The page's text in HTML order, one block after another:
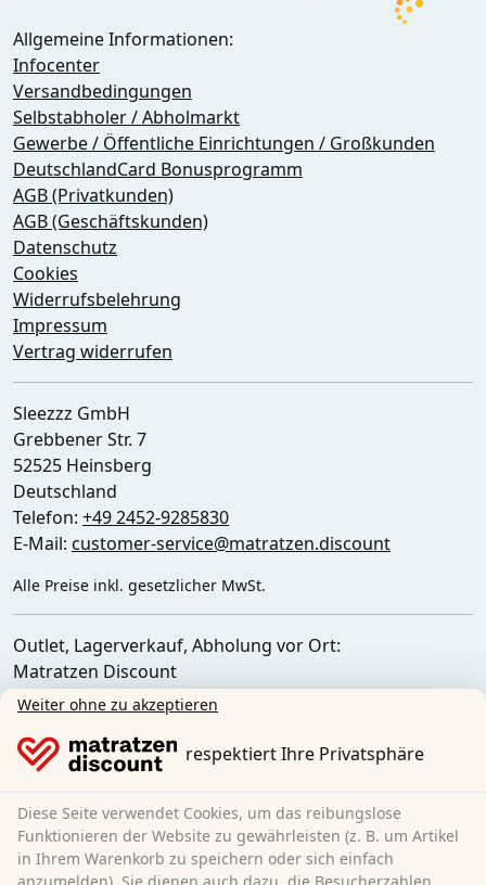
Allgemeine Informationen:
Infocenter
Versandbedingungen
Selbstabholer / Abholmarkt
Gewerbe / Öffentliche Einrichtungen / Großkunden
DeutschlandCard Bonusprogramm
AGB (Privatkunden)
AGB (Geschäftskunden)
Datenschutz
Cookies
Widerrufsbelehrung
Impressum
Vertrag widerrufen
Sleezzz GmbH
Grebbener Str. 7
52525 Heinsberg
Deutschland
Telefon: +49 2452-9285830
E-Mail: customer-service@matratzen.discount
Alle Preise inkl. gesetzlicher MwSt.
Outlet, Lagerverkauf, Abholung vor Ort:
Matratzen Discount
Ferdinand-Porsche-Str. 4
Deutschland
Weiter ohne zu akzeptieren
respektiert Ihre Privatsphäre
Diese Seite verwendet Cookies, um das reibungslose
Funktionieren der Website zu gewährleisten (z. B. um Artikel
in Ihrem Warenkorb zu speichern oder sich einfach